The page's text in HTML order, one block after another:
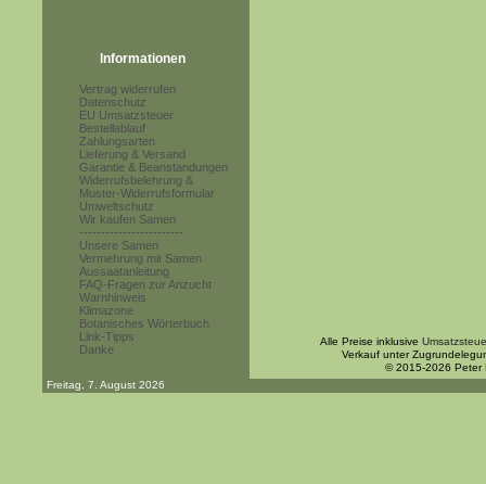
Informationen
Vertrag widerrufen
Datenschutz
EU Umsatzsteuer
Bestellablauf
Zahlungsarten
Lieferung & Versand
Garantie & Beanstandungen
Widerrufsbelehrung &
Muster-Widerrufsformular
Umweltschutz
Wir kaufen Samen
------------------------
Unsere Samen
Vermehrung mit Samen
Aussaatanleitung
FAQ-Fragen zur Anzucht
Warnhinweis
Klimazone
Botanisches Wörterbuch
Link-Tipps
Danke
Alle Preise inklusive
Verkauf unter
© 2015-2026 Peter
Freitag, 7. August 2026